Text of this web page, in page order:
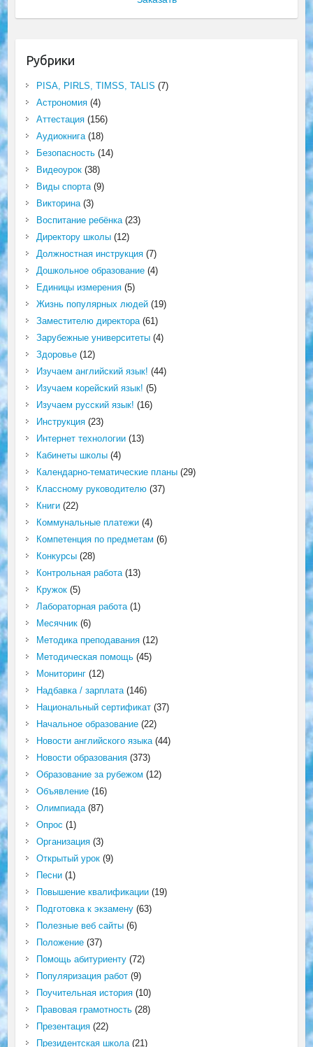
Рубрики
PISA, PIRLS, TIMSS, TALIS (7)
Астрономия(4)
Аттестация(156)
Аудиокнига(18)
Безопасность(14)
Видеоурок(38)
Виды спорта(9)
Викторина(3)
Воспитание ребёнка(23)
Директору школы(12)
Должностная инструкция(7)
Дошкольное образование(4)
Единицы измерения(5)
Жизнь популярных людей(19)
Заместителю директора(61)
Зарубежные университеты(4)
Здоровье(12)
Изучаем английский язык! (44)
Изучаем корейский язык! (5)
Изучаем русский язык! (16)
Инструкция(23)
Интернет технологии(13)
Кабинеты школы(4)
Календарно-тематические планы(29)
Классному руководителю(37)
Книги(22)
Коммунальные платежи(4)
Компетенция по предметам (6)
Конкурсы(28)
Контрольная работа(13)
Кружок(5)
Лабораторная работа(1)
Месячник(6)
Методика преподавания(12)
Методическая помощь(45)
Мониторинг(12)
Надбавка / зарплата(146)
Национальный сертификат(37)
Начальное образование(22)
Новости английского языка(44)
Новости образования(373)
Образование за рубежом (12)
Объявление(16)
Олимпиада(87)
Опрос (1)
Организация(3)
Открытый урок(9)
Песни(1)
Повышение квалификации(19)
Подготовка к экзамену(63)
Полезные веб сайты(6)
Положение(37)
Помощь абитуриенту(72)
Популяризация работ(9)
Поучительная история(10)
Правовая грамотность(28)
Презентация(22)
Президентская школа(21)